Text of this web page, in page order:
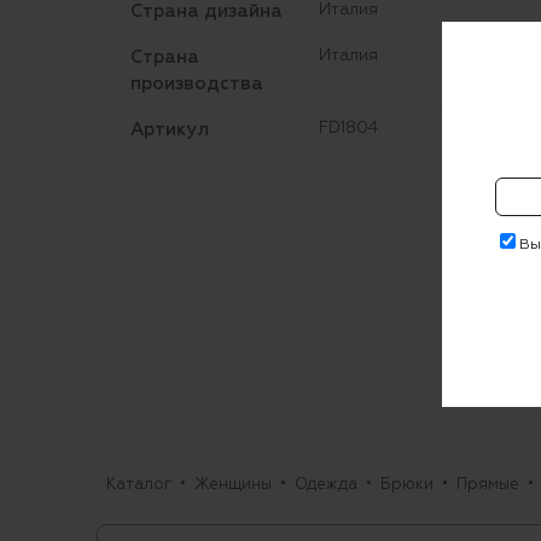
Страна дизайна Италия
Страна
производства
Италия
Артикул FD1804
Каталог Женщины Одежда Брюки Прямые